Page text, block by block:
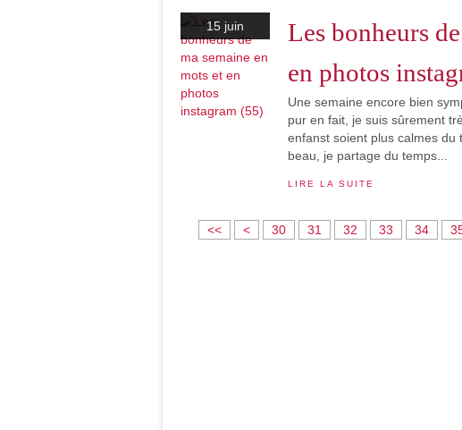
15 juin
Les bonheurs
en photos
Une semaine encore bien
pur en fait, je suis sûrement
enfanst soient plus calmes du
beau, je partage du temps...
LIRE LA SUITE
<< <
1
2
30 31 32 33 34